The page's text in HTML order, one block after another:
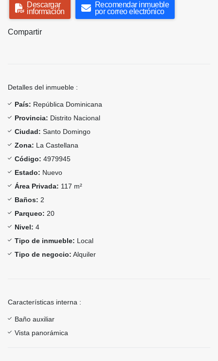
Descargar
información
Recomendar inmueble
por correo electrónico
Compartir
Detalles del inmueble :
País: República Dominicana
Provincia: Distrito Nacional
Ciudad: Santo Domingo
Zona: La Castellana
Código: 4979945
Estado: Nuevo
Área Privada: 117 m²
Baños: 2
Parqueo: 20
Nivel: 4
Tipo de inmueble: Local
Tipo de negocio: Alquiler
Características interna :
Baño auxiliar
Vista panorámica